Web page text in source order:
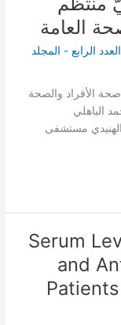
العامة
العدد الرابع - المجلد
الأفراد والصحة
محمد الباهلي
مستشفى
Serum
and